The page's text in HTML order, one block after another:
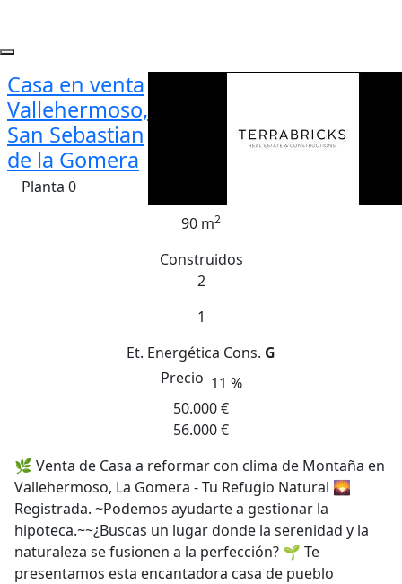
Casa en venta
Vallehermoso,
San Sebastian
de la Gomera
Planta 0
90 m2
Construidos
2
1
Et. Energética Cons. G
Precio 11 %
50.000 €
56.000 €
🌿 Venta de Casa a reformar con clima de Montaña en
Vallehermoso, La Gomera - Tu Refugio Natural 🌄
Registrada. ~Podemos ayudarte a gestionar la
hipoteca.~~¿Buscas un lugar donde la serenidad y la
naturaleza se fusionen a la perfección? 🌱 Te
presentamos esta encantadora casa de pueblo